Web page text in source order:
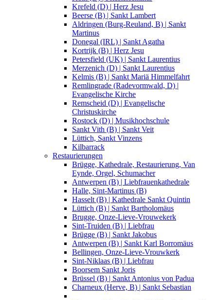
Krefeld (D) | Herz Jesu
Beerse (B) | Sankt Lambert
Aldringen (Burg-Reuland, B) | Sankt
Martinus
Donegal (IRL) | Sankt Agatha
Kortrijk (B) | Herz Jesu
Petersfield (UK) | Sankt Laurentius
Merzenich (D) | Sankt Laurentius
Kelmis (B) | Sankt Mariä Himmelfahrt
Remlingrade (Radevormwald, D) |
Evangelische Kirche
Remscheid (D) | Evangelische
Christuskirche
Rostock (D) | Musikhochschule
Sankt Vith (B) | Sankt Veit
Lüttich, Sankt Vinzens
Kilbarrack
Restaurierungen
Brügge, Kathedrale, Restaurierung, Van
Eynde, Orgel, Schumacher
Antwerpen (B) | Liebfrauenkathedrale
Halle, Sint-Martinus (B)
Hasselt (B) | Kathedrale Sankt Quintin
Lüttich (B) | Sankt Bartholomäus
Brugge, Onze-Lieve-Vrouwekerk
Sint-Truiden (B) | Liebfrau
Brügge (B) | Sankt Jakobus
Antwerpen (B) | Sankt Karl Borromäus
Bellingen, Onze-Lieve-Vrouwkerk
Sint-Niklaas (B) | Liebfrau
Boorsem Sankt Joris
Brüssel (B) | Sankt Antonius von Padua
Charneux (Herve, B) | Sankt Sebastian